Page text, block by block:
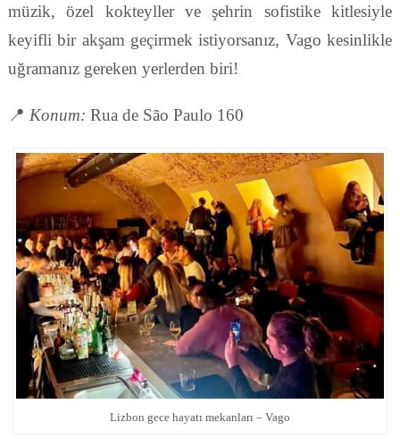
müzik, özel kokteyller ve şehrin sofistike kitlesiyle
keyifli bir akşam geçirmek istiyorsanız, Vago kesinlikle
uğramanız gereken yerlerden biri!
📍 Konum: Rua de São Paulo 160
Lizbon gece hayatı mekanları – Vago